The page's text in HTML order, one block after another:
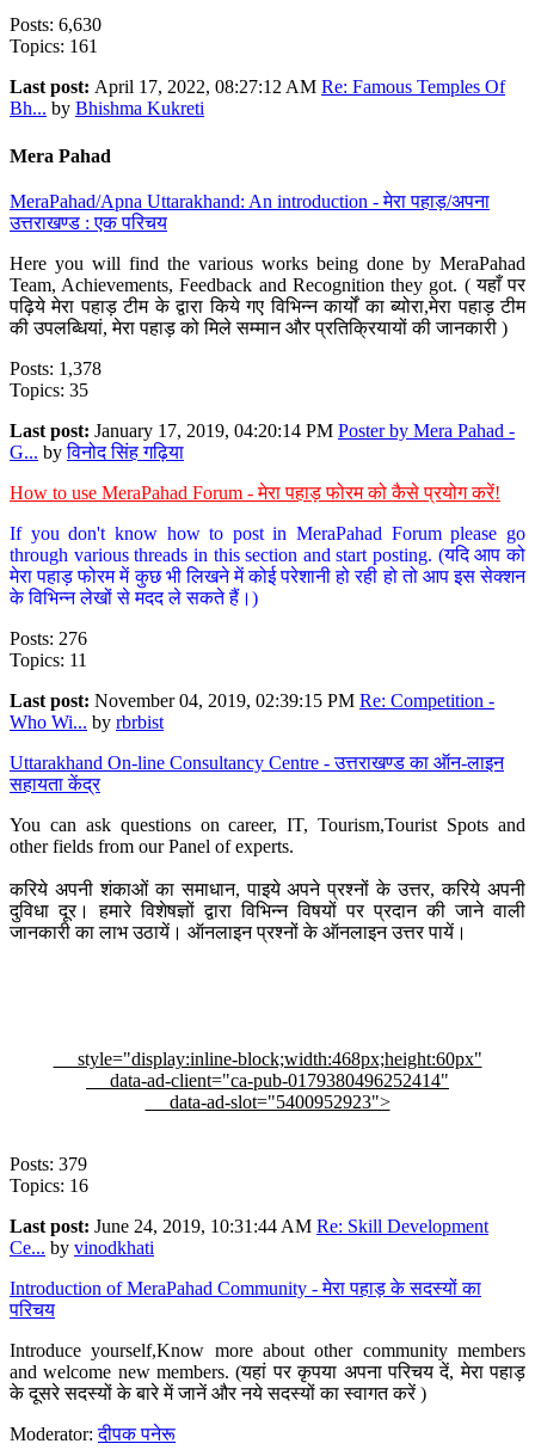
Posts: 6,630
Topics: 161
Last post: April 17, 2022, 08:27:12 AM Re: Famous Temples Of
Bh... by Bhishma Kukreti
Mera Pahad
MeraPahad/Apna Uttarakhand: An introduction - मेरा पहाड़/अपना
उत्तराखण्ड : एक परिचय
Here you will find the various works being done by MeraPahad
Team, Achievements, Feedback and Recognition they got. ( यहाँ पर
पढ़िये मेरा पहाड़ टीम के द्वारा किये गए विभिन्न कार्यों का ब्योरा,मेरा पहाड़ टीम
की उपलब्धियां, मेरा पहाड़ को मिले सम्मान और प्रतिक्रियायों की जानकारी )
Posts: 1,378
Topics: 35
Last post: January 17, 2019, 04:20:14 PM Poster by Mera Pahad -
G... byविनोद सिंह गढ़िया
How to use MeraPahad Forum - मेरा पहाड़ फोरम को कैसे प्रयोग करें!
If you don't know how to post in MeraPahad Forum please go
through various threads in this section and start posting. (यदि आप को
मेरा पहाड़ फोरम में कुछ भी लिखने में कोई परेशानी हो रही हो तो आप इस सेक्शन
के विभिन्न लेखों से मदद ले सकते हैं।)
Posts: 276
Topics: 11
Last post: November 04, 2019, 02:39:15 PM Re: Competition -
Who Wi... by rbrbist
Uttarakhand On-line Consultancy Centre - उत्तराखण्ड का ऑन-लाइन
सहायता केंद्र
You can ask questions on career, IT, Tourism,Tourist Spots and
other fields from our Panel of experts.
करिये अपनी शंकाओं का समाधान, पाइये अपने प्रश्नों के उत्तर, करिये अपनी
दुविधा दूर। हमारे विशेषज्ञों द्वारा विभिन्न विषयों पर प्रदान की जाने वाली
जानकारी का लाभ उठायें। ऑनलाइन प्रश्नों के ऑनलाइन उत्तर पायें।
style="display:inline-block;width:468px;height:60px"
data-ad-client="ca-pub-0179380496252414"
data-ad-slot="5400952923">
Posts: 379
Topics: 16
Last post: June 24, 2019, 10:31:44 AM Re: Skill Development
Ce... by vinodkhati
Introduction of MeraPahad Community - मेरा पहाड़ के सदस्यों का
परिचय
Introduce yourself,Know more about other community members
and welcome new members. (यहां पर कृपया अपना परिचय दें, मेरा पहाड़
के दूसरे सदस्यों के बारे में जानें और नये सदस्यों का स्वागत करें )
Moderator:दीपक पनेरू